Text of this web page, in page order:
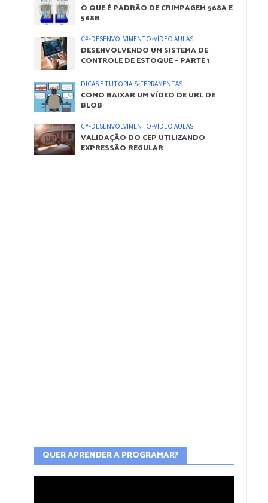
O QUE É PADRÃO DE CRIMPAGEM 568A E
568B
C#•DESENVOLVIMENTO•VÍDEO AULAS
DESENVOLVENDO UM SISTEMA DE
CONTROLE DE ESTOQUE – PARTE 1
DICAS E TUTORIAIS•FERRAMENTAS
COMO BAIXAR UM VÍDEO DE URL DE
BLOB
C#•DESENVOLVIMENTO•VÍDEO AULAS
VALIDAÇÃO DO CEP UTILIZANDO
EXPRESSÃO REGULAR
QUER APRENDER A PROGRAMAR?